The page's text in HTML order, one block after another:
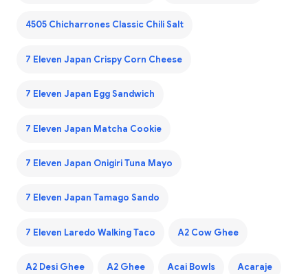
4505 Chicharrones Classic Chili Salt
7 Eleven Japan Crispy Corn Cheese
7 Eleven Japan Egg Sandwich
7 Eleven Japan Matcha Cookie
7 Eleven Japan Onigiri Tuna Mayo
7 Eleven Japan Tamago Sando
7 Eleven Laredo Walking Taco A2 Cow Ghee
A2 Desi Ghee A2 Ghee Acai Bowls Acaraje